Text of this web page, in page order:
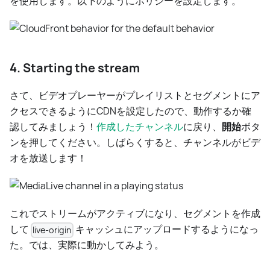
4. Starting the stream
さて、ビデオプレーヤーがプレイリストとセグメントにア
クセスできるようにCDNを設定したので、動作するか確
認してみましょう！ 作成したチャンネルに戻り、 開始ボタ
ンを押してください。しばらくすると、チャンネルがビデ
オを放送します！
これでストリームがアクティブになり、セグメントを作成
して live-origin キャッシュにアップロードするようになっ
た。では、実際に動かしてみよう。